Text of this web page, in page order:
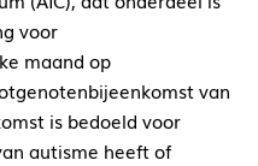
voor
maand op
van
is bedoeld voor
autisme heeft of